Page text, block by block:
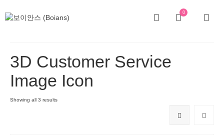
0
3D Customer Service
Image Icon
Showing all 3 results